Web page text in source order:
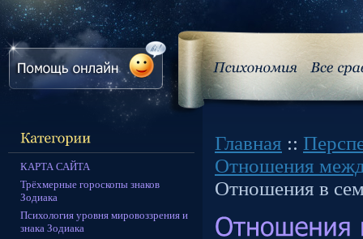
КАРТА САЙТА
Трёхмерные гороскопы знаков
Зодиака
Психология уровня мировоззрения и
знака Зодиака
Главная ::
Отношения
Отношения в